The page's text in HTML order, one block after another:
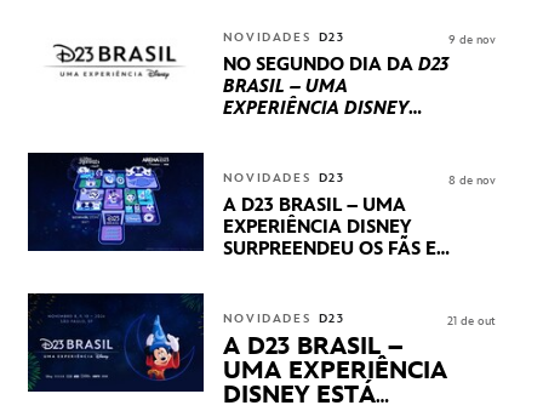
INTERNACIONAIS E
PRODUÇÕES BRASILEIRAS
NOVIDADES D23
NO SEGUNDO DIA DA D23
BRASIL – UMA
EXPERIÊNCIA DISNEY
STUDIOS REVELARAM
PRÉVIAS E NOVIDADES
DOS SEUS PRÓXIMOS
LANÇAMENTOS
9 de nov
NOVIDADES D23
A D23 BRASIL – UMA
EXPERIÊNCIA DISNEY
SURPREENDEU OS FÃS EM
APRESENTAÇÕES E
PRODUTOS EXCLUSIVOS
NO TRANSAMÉRICA EXPO
CENTER EM SÃO PAULO
8 de nov
NOVIDADES D23
A D23 BRASIL –
UMA EXPERIÊNCIA
DISNEY ESTÁ
21 de out